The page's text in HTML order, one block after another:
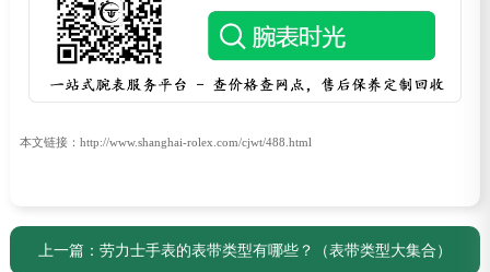
本文链接：http://www.shanghai-rolex.com/cjwt/488.html
上一篇： 劳力士手表的表带类型有哪些？（表带类型大集合）